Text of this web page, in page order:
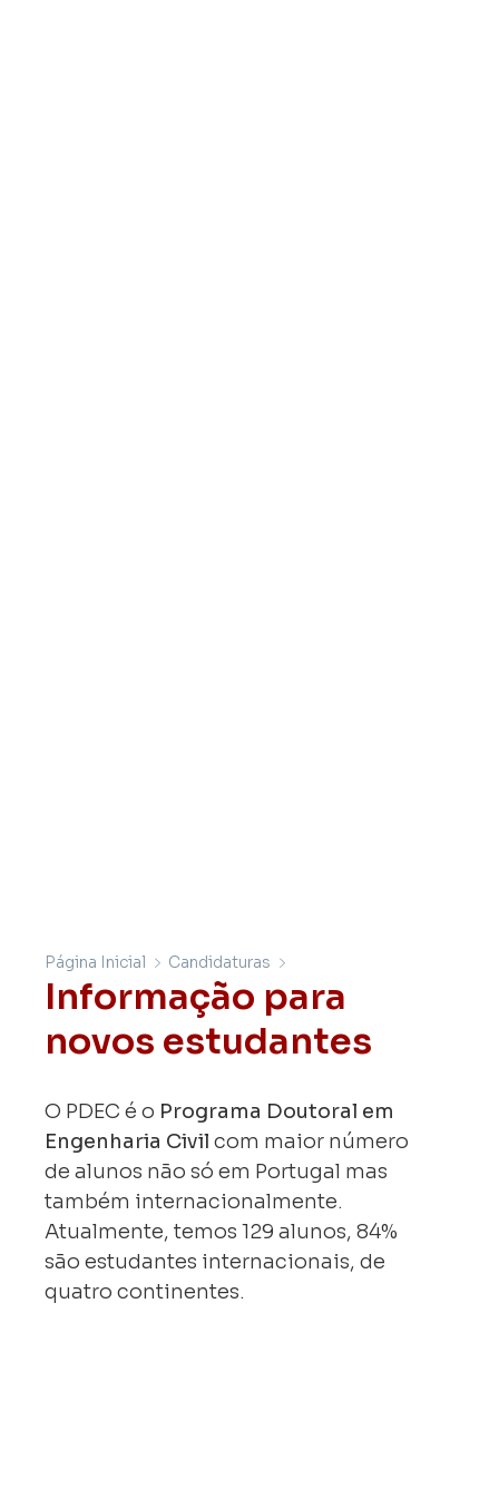
Informação para
novos estudantes
Página Inicial Candidaturas
O PDEC é o Programa Doutoral em
Engenharia Civil com maior número
de alunos não só em Portugal mas
também internacionalmente.
Atualmente, temos 129 alunos, 84%
são estudantes internacionais, de
quatro continentes.